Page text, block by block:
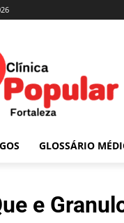
GLOSSÁRIO
e